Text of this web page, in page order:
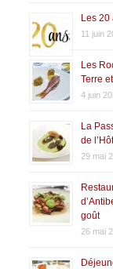
Les 20
11 juin
Les
Terre
4 juin
La
de
29 mai
goût
26 mai